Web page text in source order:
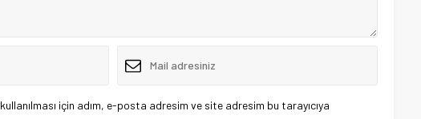
için adım, e-posta adresim ve site adresim bu tarayıcıya